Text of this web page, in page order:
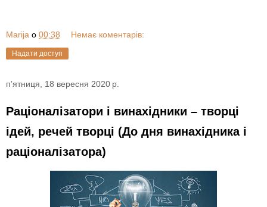
Marija о 00:38 Немає коментарів:
Надати доступ
пʼятниця, 18 вересня 2020 р.
Раціоналізатори і винахідники – творці
ідей, речей творці (До дня винахідника і
раціоналізатора)